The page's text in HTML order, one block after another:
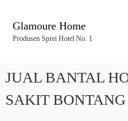
Glamoure Home
Produsen Sprei Hotel No. 1
JUAL BANTAL
SAKIT BONTANG